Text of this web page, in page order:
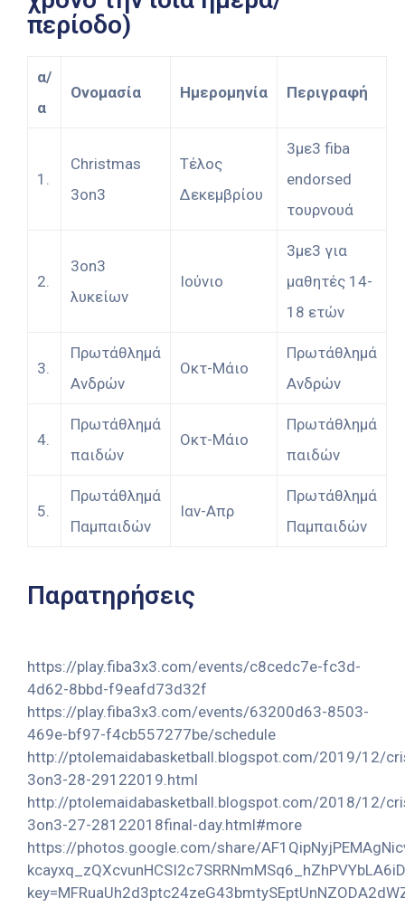
περίοδο)
α/
α
Ονομασία Ημερομηνία Περιγραφή
1.
Christmas
3on3
Τέλος
Δεκεμβρίου
3με3 fiba
endorsed
τουρνουά
2.
3on3
λυκείων
Ιούνιο
3με3 για
μαθητές 14-
18 ετών
3.
Πρωτάθλημά
Ανδρών
Οκτ-Μάιο
Πρωτάθλημά
Ανδρών
4.
Πρωτάθλημά
παιδών
Οκτ-Μάιο
Πρωτάθλημά
παιδών
5.
Πρωτάθλημά
Παμπαιδών
Ιαν-Απρ
Πρωτάθλημά
Παμπαιδών
Παρατηρήσεις
https://play.fiba3x3.com/events/c8cedc7e-fc3d-
4d62-8bbd-f9eafd73d32f
https://play.fiba3x3.com/events/63200d63-8503-
469e-bf97-f4cb557277be/schedule
http://ptolemaidabasketball.blogspot.com/2019/12/
3on3-28-29122019.html
http://ptolemaidabasketball.blogspot.com/2018/12/
3on3-27-28122018final-day.html#more
https://photos.google.com/share/